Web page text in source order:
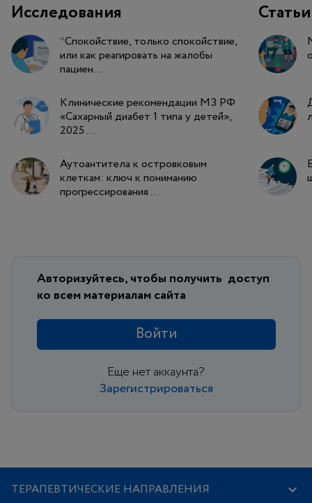
Исследования
*Спокойствие, только спокойствие,
или как реагировать на жалобы
пациен...
Клинические рекомендации МЗ РФ
«Сахарный диабет 1 типа у детей»,
2025 ...
Аутоантитела к островковым
клеткам: ключ к пониманию
прогрессирования ...
Статьи
Авторизуйтесь, чтобы получить доступ
ко всем материалам сайта
Войти
Еще нет аккаунта?
Зарегистрироваться
ТЕРАПЕВТИЧЕСКИЕ НАПРАВЛЕНИЯ